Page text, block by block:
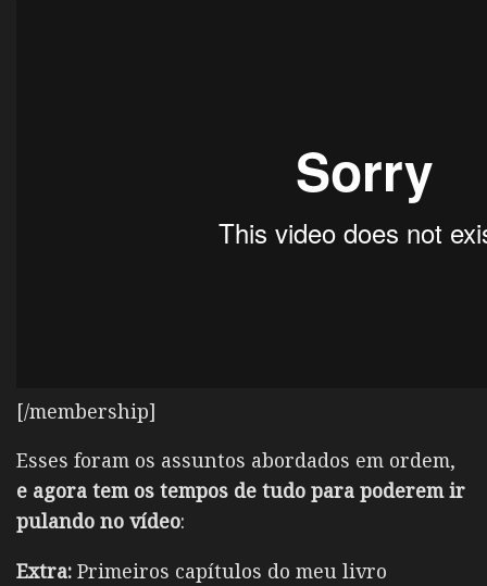
[/membership]
Esses foram os assuntos abordados em ordem,
e agora tem os tempos de tudo para poderem ir
pulando no vídeo:
Extra: Primeiros capítulos do meu livro